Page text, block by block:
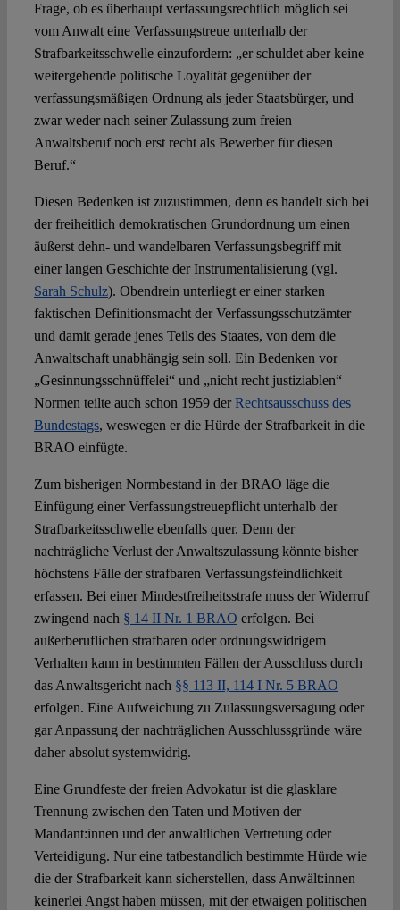
Frage, ob es überhaupt verfassungsrechtlich möglich sei
vom Anwalt eine Verfassungstreue unterhalb der
Strafbarkeitsschwelle einzufordern: „er schuldet aber keine
weitergehende politische Loyalität gegenüber der
verfassungsmäßigen Ordnung als jeder Staatsbürger, und
zwar weder nach seiner Zulassung zum freien
Anwaltsberuf noch erst recht als Bewerber für diesen
Beruf.“
Diesen Bedenken ist zuzustimmen, denn es handelt sich bei
der freiheitlich demokratischen Grundordnung um einen
äußerst dehn- und wandelbaren Verfassungsbegriff mit
einer langen Geschichte der Instrumentalisierung (vgl.
Sarah Schulz). Obendrein unterliegt er einer starken
faktischen Definitionsmacht der Verfassungsschutzämter
und damit gerade jenes Teils des Staates, von dem die
Anwaltschaft unabhängig sein soll. Ein Bedenken vor
„Gesinnungsschnüffelei“ und „nicht recht justiziablen“
Normen teilte auch schon 1959 derRechtsausschuss des
Bundestags, weswegen er die Hürde der Strafbarkeit in die
BRAO einfügte.
Zum bisherigen Normbestand in der BRAO läge die
Einfügung einer Verfassungstreuepflicht unterhalb der
Strafbarkeitsschwelle ebenfalls quer. Denn der
nachträgliche Verlust der Anwaltszulassung könnte bisher
höchstens Fälle der strafbaren Verfassungsfeindlichkeit
erfassen. Bei einer Mindestfreiheitsstrafe muss der Widerruf
zwingend nach § 14 II Nr. 1 BRAO erfolgen. Bei
außerberuflichen strafbaren oder ordnungswidrigem
Verhalten kann in bestimmten Fällen der Ausschluss durch
das Anwaltsgericht nach §§ 113 II, 114 I Nr. 5 BRAO
erfolgen. Eine Aufweichung zu Zulassungsversagung oder
gar Anpassung der nachträglichen Ausschlussgründe wäre
daher absolut systemwidrig.
Eine Grundfeste der freien Advokatur ist die glasklare
Trennung zwischen den Taten und Motiven der
Mandant:innen und der anwaltlichen Vertretung oder
Verteidigung. Nur eine tatbestandlich bestimmte Hürde wie
die der Strafbarkeit kann sicherstellen, dass Anwält:innen
keinerlei Angst haben müssen, mit der etwaigen politischen